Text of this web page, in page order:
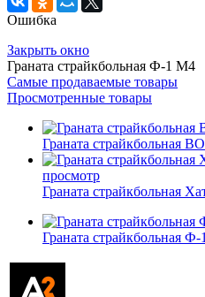
Ошибка
Закрыть окно
Граната страйкбольная Ф-1 М4
Самые продаваемые товары
Просмотренные товары
Граната страйкбольная
просмотр
Граната страйкбольная
Граната страйкбольная